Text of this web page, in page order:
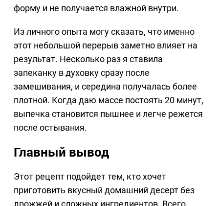
форму и не получается влажной внутри.
Из личного опыта могу сказать, что именно
этот небольшой перерыв заметно влияет на
результат. Несколько раз я ставила
запеканку в духовку сразу после
замешивания, и середина получалась более
плотной. Когда даю массе постоять 20 минут,
выпечка становится пышнее и легче режется
после остывания.
Главный вывод
Этот рецепт подойдет тем, кто хочет
приготовить вкусный домашний десерт без
дрожжей и сложных ингредиентов. Всего